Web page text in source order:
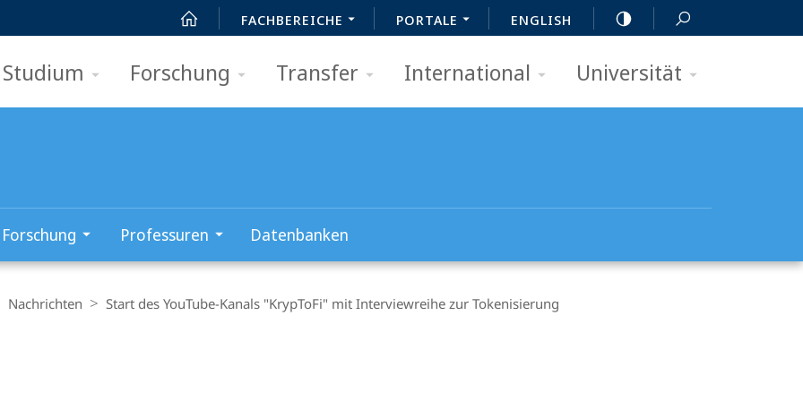
FACHBEREICHE PORTALE ENGLISH
Studium Forschung Transfer International Universität
Forschung Professuren Datenbanken
Nachrichten Start des YouTube-Kanals "KrypToFi" mit Interviewreihe zur Tokenisierung